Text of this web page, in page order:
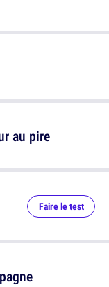
au pire
Faire le test